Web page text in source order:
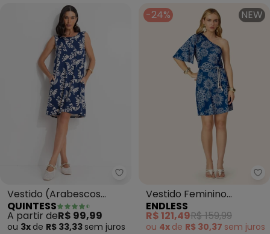
Quintess - Vestido (Arabescos
Vestido (Arabescos
Marinho) em Malha de
Viscose
QUINTESS
A partir deR$ 99,99
ou 3x de R$ 33,33 sem juros
-24% NEW
Vestido Feminino
Assimétrico com Cinto
(Azul)
ENDLESS
R$ 121,49R$ 159,99
ou 4x de R$ 30,37 sem juros